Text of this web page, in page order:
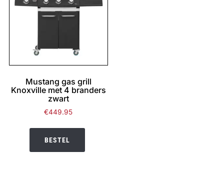
Mustang gas grill
Knoxville met 4 branders
zwart
€449.95
BESTEL